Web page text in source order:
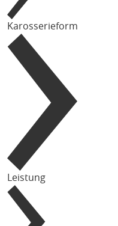
Karosserieform
Leistung